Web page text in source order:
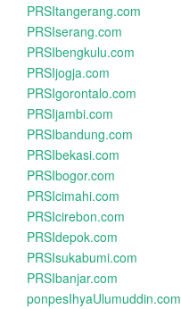
PRSItangerang.com
PRSIserang.com
PRSIbengkulu.com
PRSIjogja.com
PRSIgorontalo.com
PRSIjambi.com
PRSIbandung.com
PRSIbekasi.com
PRSIbogor.com
PRSIcimahi.com
PRSIcirebon.com
PRSIdepok.com
PRSIsukabumi.com
PRSIbanjar.com
ponpesIhyaUlumuddin.com